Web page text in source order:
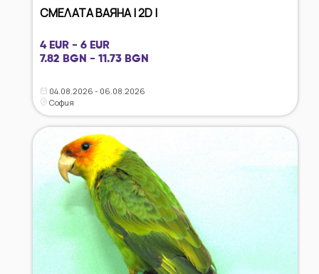
СМЕЛАТА ВАЯНА | 2D |
4 EUR - 6 EUR
7.82 BGN - 11.73 BGN
04.08.2026 - 06.08.2026
София